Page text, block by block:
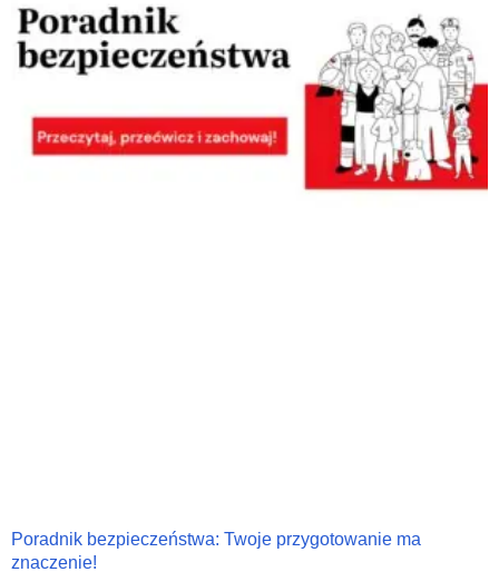
Poradnik bezpieczeństwa: Twoje przygotowanie ma
znaczenie!